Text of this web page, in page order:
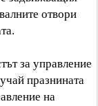
отвори
за управление
празнината
на